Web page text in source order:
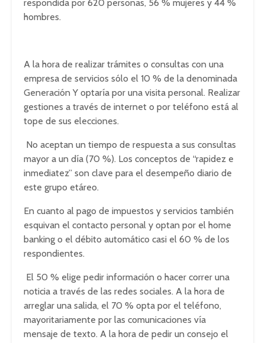
respondida por 620 personas, 56 % mujeres y 44 %
hombres.
A la hora de realizar trámites o consultas con una
empresa de servicios sólo el 10 % de la denominada
Generación Y optaría por una visita personal. Realizar
gestiones a través de internet o por teléfono está al
tope de sus elecciones.
No aceptan un tiempo de respuesta a sus consultas
mayor a un día (70 %). Los conceptos de “rapidez e
inmediatez” son clave para el desempeño diario de
este grupo etáreo.
En cuanto al pago de impuestos y servicios también
esquivan el contacto personal y optan por el home
banking o el débito automático casi el 60 % de los
respondientes.
El 50 % elige pedir información o hacer correr una
noticia a través de las redes sociales. A la hora de
arreglar una salida, el 70 % opta por el teléfono,
mayoritariamente por las comunicaciones vía
mensaje de texto. A la hora de pedir un consejo el